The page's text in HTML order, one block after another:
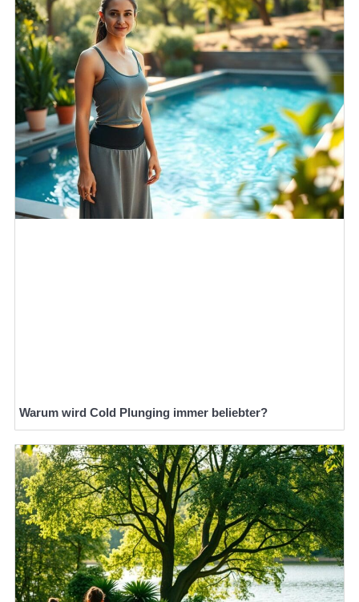
Warum wird Cold Plunging immer beliebter?